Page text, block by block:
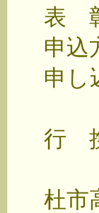
表
申
申し
申
行
杜市